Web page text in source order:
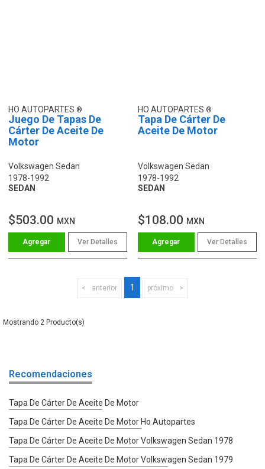
HO AUTOPARTES
Juego De Tapas De
Cárter De Aceite De
Motor
Volkswagen Sedan
1978-1992
SEDAN
$503.00 MXN
Ver Detalles
HO AUTOPARTES
Tapa De Cárter De
Aceite De Motor
Volkswagen Sedan
1978-1992
SEDAN
$108.00 MXN
Ver Detalles
anterior 1 próximo
2
Recomendaciones
Tapa De Cárter De Aceite De Motor
Tapa De Cárter De Aceite De Motor Ho Autopartes
Tapa De Cárter De Aceite De Motor Volkswagen Sedan 1978
Tapa De Cárter De Aceite De Motor Volkswagen Sedan 1979